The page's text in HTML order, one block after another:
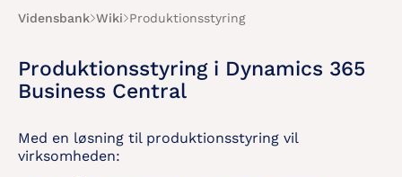
Vidensbank Wiki Produktionsstyring
Produktionsstyring i Dynamics 365
Business Central
Med en løsning til produktionsstyring vil
virksomheden: